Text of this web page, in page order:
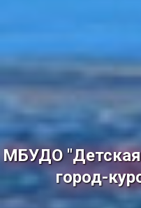
МБУДО
город-